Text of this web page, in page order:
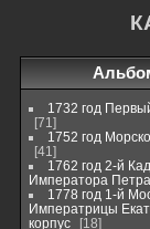
1732 год
71
1752 год
41
1762 год 2-й
Императора
1778 год 1-й
Императрицы
корпус
18